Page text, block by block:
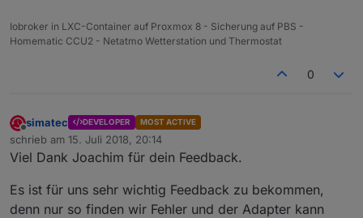
Iobroker in LXC-Container auf Proxmox 8 - Sicherung auf PBS -
Homematic CCU2 - Netatmo Wetterstation und Thermostat
0
Offline
simatec DEVELOPER MOST ACTIVE
schrieb am 15. Juli 2018, 20:14
zuletzt editiert von
Viel Dank Joachim für dein Feedback.
Es ist für uns sehr wichtig Feedback zu bekommen,
denn nur so finden wir Fehler und der Adapter kann